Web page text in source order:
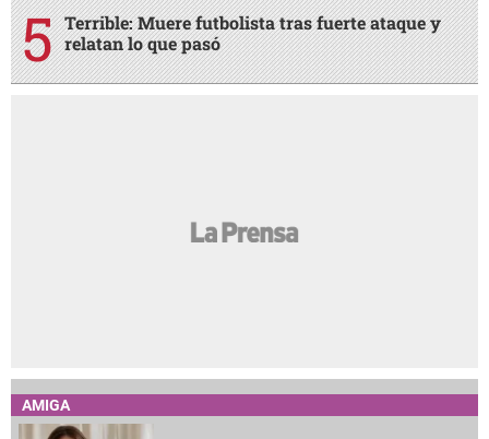
Terrible: Muere futbolista tras fuerte ataque y
relatan lo que pasó
AMIGA